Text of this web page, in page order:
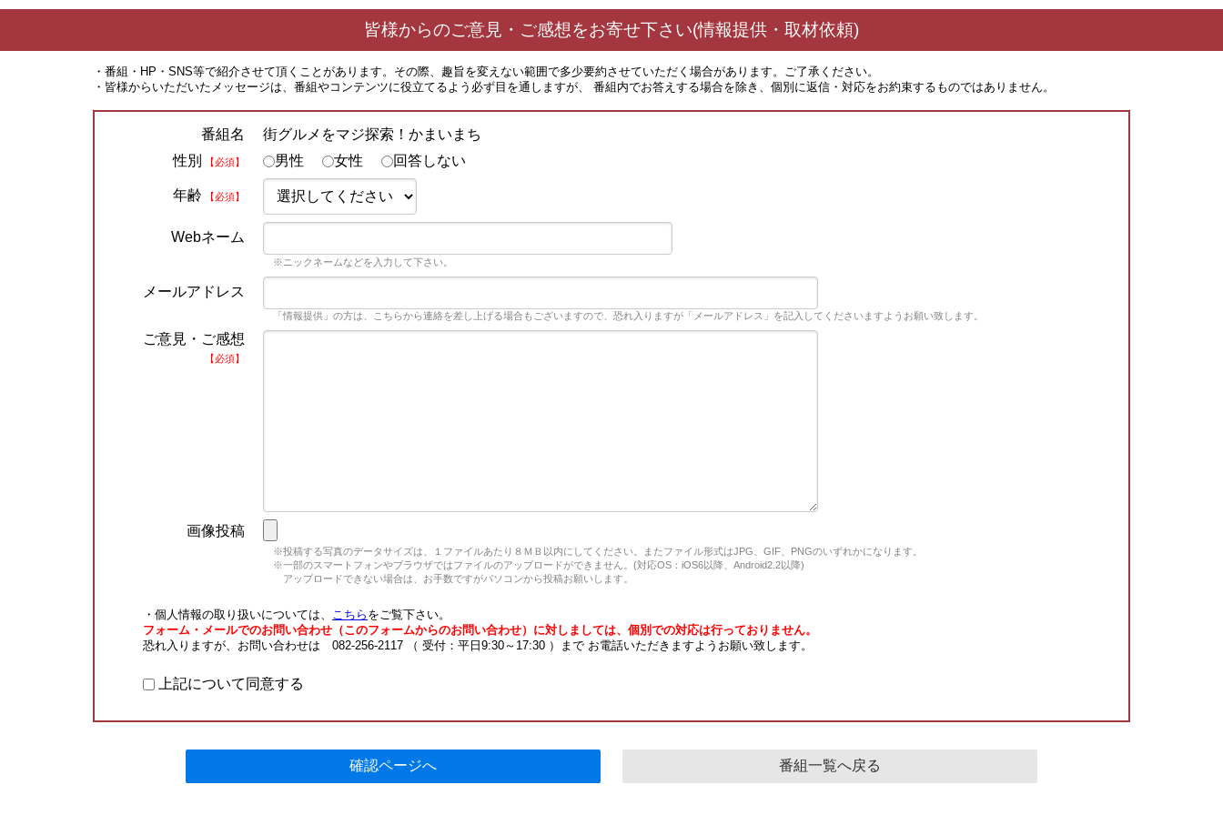
皆様からのご意見・ご感想をお寄せ下さい(情報提供・取材依頼)
・番組・HP・SNS等で紹介させて頂くことがあります。その際、趣旨を変えない範囲で多少要約させていただく場合があります。ご了承ください。
・皆様からいただいたメッセージは、番組やコンテンツに役立てるよう必ず目を通しますが、 番組内でお答えする場合を除き、個別に返信・対応をお約束するものではありません。
番組名
街グルメをマジ探索！かまいまち
性別
【必須】 男性 女性 回答しない
年齢 【必須】
Webネーム
※ニックネームなどを入力して下さい。
メールアドレス
「情報提供」の方は、こちらから連絡を差し上げる場合もございますので、恐れ入りますが「メールアドレス」を記入してくださいますようお願い致します。
ご意見・ご感想
【必須】
画像投稿
※投稿する写真のデータサイズは、１ファイルあたり８ＭＢ以内にしてください。またファイル形式はJPG、GIF、PNGのいずれかになります。
※一部のスマートフォンやブラウザではファイルのアップロードができません。(対応OS：iOS6以降、Android2.2以降)
アップロードできない場合は、お手数ですがパソコンから投稿お願いします。
・個人情報の取り扱いについては、 こちら をご覧下さい。
フォーム・メールでのお問い合わせ（このフォームからのお問い合わせ）に対しましては、個別での対応は行っておりません。
恐れ入りますが、お問い合わせは 082-256-2117 （ 受付：平日9:30～17:30 ）まで お電話いただきますようお願い致します。
上記について同意する
確認ページへ 番組一覧へ戻る